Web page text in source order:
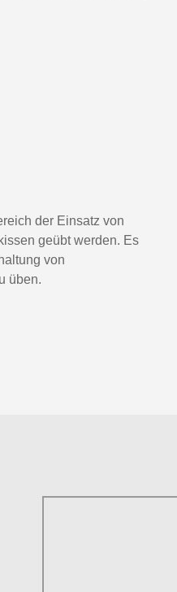
der Einsatz von
geübt werden. Es
von
üben.